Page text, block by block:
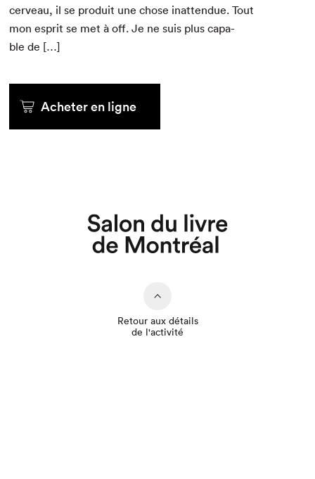
cerveau, il se pro­duit une chose inat­ten­due. Tout
mon esprit se met à off. Je ne suis plus capa­
ble de […]
Acheter en ligne
Retour aux détails
de l'activité